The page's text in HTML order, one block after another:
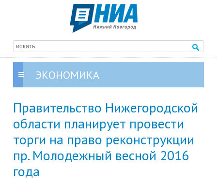
ЭКОНОМИКА
Правительство Нижегородской
области планирует провести
торги на право реконструкции
пр. Молодежный весной 2016
года